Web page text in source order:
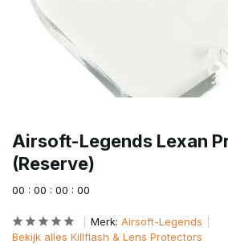
Airsoft-Legends Lexan
(Reserve)
00 : 00 : 00 : 00
Merk: Airsoft-Legends
Bekijk alles Killflash & Lens Protectors